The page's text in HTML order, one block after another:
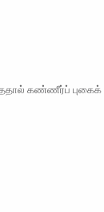
கண்ணீர்ப் புகைக்